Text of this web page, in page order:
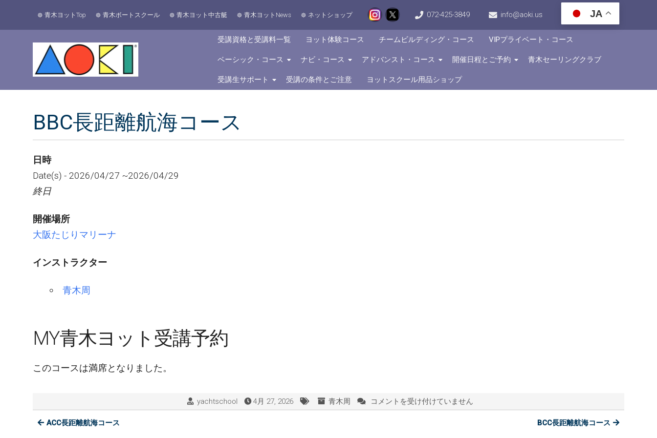
青木ヨットTop 青木ボートスクール 青木ヨット中古艇 青木ヨットNews ネットショップ 072-425-3849 info@aoki.us JA
受講資格と受講料一覧 ヨット体験コース チームビルディング・コース VIPプライベート・コース
ベーシック・コース ナビ・コース アドバンスト・コース 開催日程とご予約 青木セーリングクラブ
受講生サポート 受講の条件とご注意 ヨットスクール用品ショップ
BBC長距離航海コース
日時
Date(s) - 2026/04/27 ~2026/04/29
終日
開催場所
大阪たじりマリーナ
インストラクター
青木周
MY青木ヨット受講予約
このコースは満席となりました。
yachtschool 4月 27, 2026 青木周
BBC
コメントを受け付けていません
ACC長距離航海コース BCC長距離航海コース